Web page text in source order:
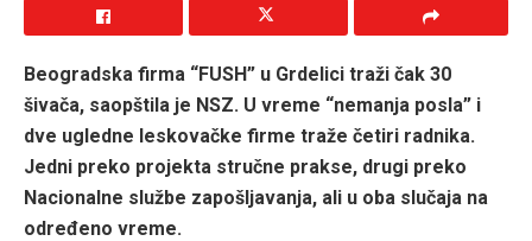
Beogradska firma “FUSH” u Grdelici traži čak 30
šivača, saopštila je NSZ. U vreme “nemanja posla” i
dve ugledne leskovačke firme traže četiri radnika.
Jedni preko projekta stručne prakse, drugi preko
Nacionalne službe zapošljavanja, ali u oba slučaja na
određeno vreme.